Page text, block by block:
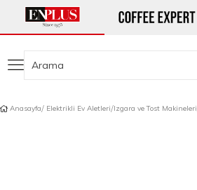
Anasayfa Elektrikli Ev Aletleri Izgara ve Tost Makineleri